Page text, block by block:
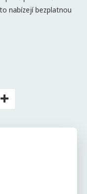
nabízejí bezplatnou